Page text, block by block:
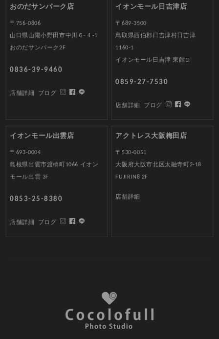
おのだサンパーク店
〒756-0806
山口県山陽小野田市中川６-４-1
おのだサンパーク2F
0836-39-9460
店舗詳細 ブログ
イオンモール日吉津店
〒689-3500
鳥取県西伯郡日吉津村日吉津
1160-1
イオンモール日吉津 東館1F
0859-27-7530
店舗詳細 ブログ
イオンモール出雲店
〒693-0004
島根県出雲市渡橋町1066 イオン
モール出雲 3F
0853-25-8380
店舗詳細 ブログ
アクトレス大阪梅田店
〒530-0051
大阪府大阪市北区太融寺町2-18
FUJIRIN8 2F
店舗詳細